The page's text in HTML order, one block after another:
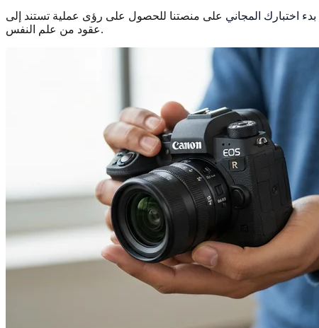
بدء اختبارك المجاني على منصتنا للحصول على رؤى عملية تستند إلى
عقود من علم النفس.